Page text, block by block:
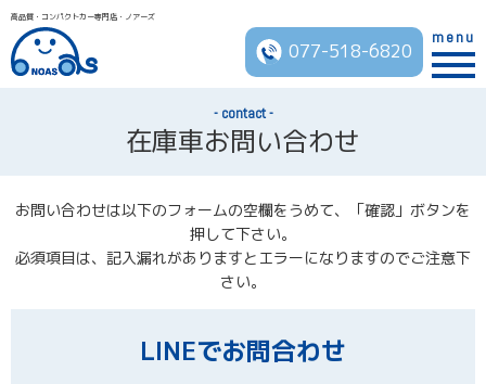
高品質・コンパクトカー専門店・ノアーズ
077-518-6820
menu
contact
在庫車お問い合わせ
お問い合わせは以下のフォームの空欄をうめて、「確認」ボタンを
押して下さい。
必須項目は、記入漏れがありますとエラーになりますのでご注意下
さい。
LINEでお問合わせ